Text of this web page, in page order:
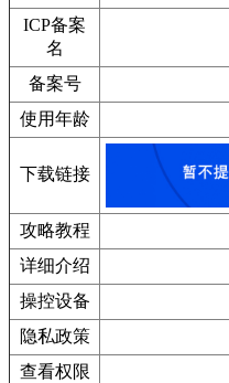
ICP备案
名
备案号
使用年龄
下载链接
攻略教程
详细介绍
操控设备
隐私政策
查看权限